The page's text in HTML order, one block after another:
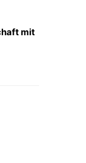
mit